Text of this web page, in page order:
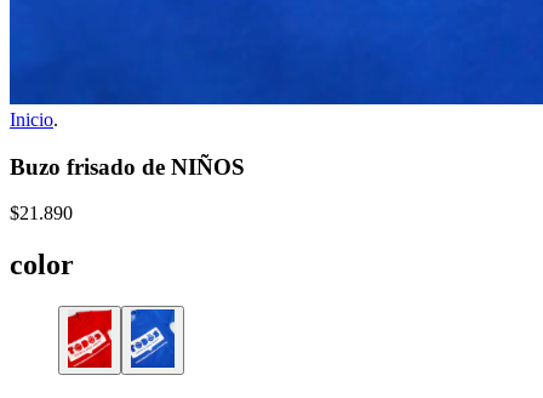
Inicio.
Buzo frisado de NIÑOS
$21.890
color